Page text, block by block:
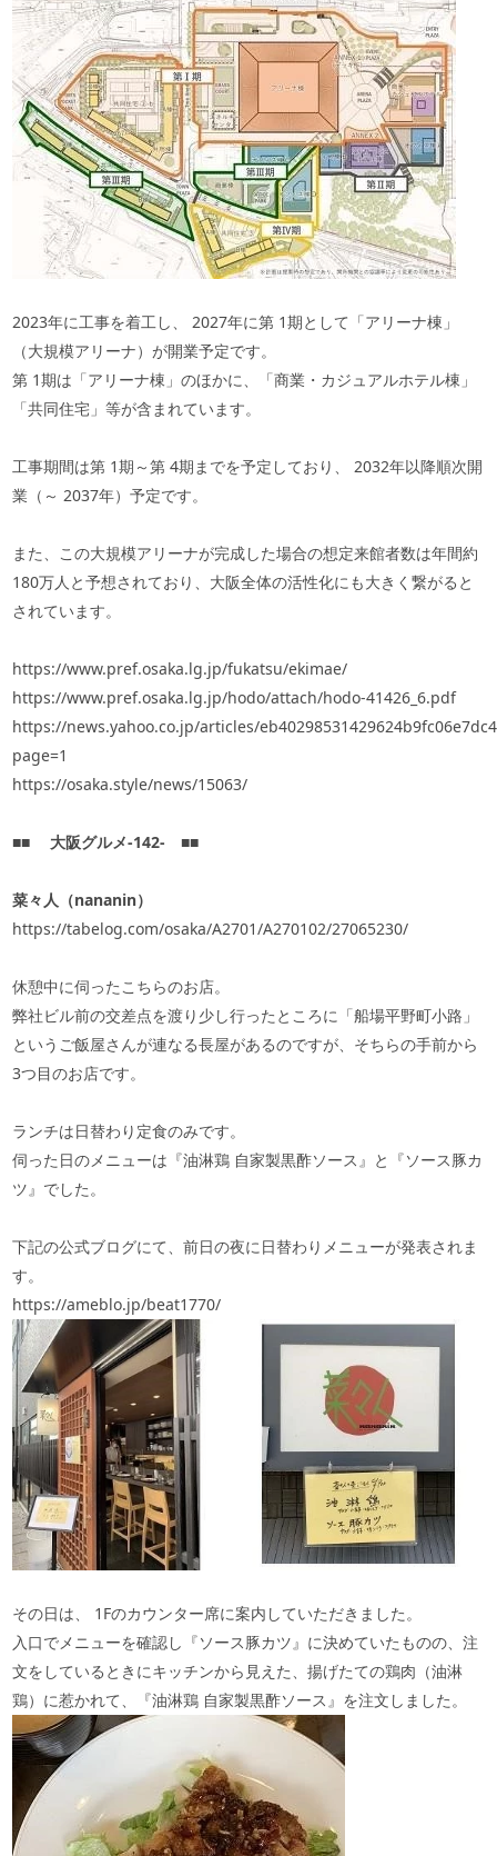
2023年に工事を着工し、 2027年に第 1期として「アリーナ棟」
（大規模アリーナ）が開業予定です。
第 1期は「アリーナ棟」のほかに、「商業・カジュアルホテル棟」
「共同住宅」等が含まれています。
工事期間は第 1期～第 4期までを予定しており、 2032年以降順次開
業（～ 2037年）予定です。
また、この大規模アリーナが完成した場合の想定来館者数は年間約
180万人と予想されており、大阪全体の活性化にも大きく繋がると
されています。
https://www.pref.osaka.lg.jp/fukatsu/ekimae/
https://www.pref.osaka.lg.jp/hodo/attach/hodo-41426_6.pdf
https://news.yahoo.co.jp/articles/
page=1
https://osaka.style/news/15063/
■■ 大阪グルメ‐142‐ ■■
菜々人（nananin）
https://tabelog.com/osaka/A2701/A270102/27065230/
休憩中に伺ったこちらのお店。
弊社ビル前の交差点を渡り少し行ったところに「船場平野町小路」
というご飯屋さんが連なる長屋があるのですが、そちらの手前から
3つ目のお店です。
ランチは日替わり定食のみです。
伺った日のメニューは『油淋鶏 自家製黒酢ソース』と『ソース豚カ
ツ』でした。
下記の公式ブログにて、前日の夜に日替わりメニューが発表されま
す。
https://ameblo.jp/beat1770/
その日は、 1Fのカウンター席に案内していただきました。
入口でメニューを確認し『ソース豚カツ』に決めていたものの、注
文をしているときにキッチンから見えた、揚げたての鶏肉（油淋
鶏）に惹かれて、『油淋鶏 自家製黒酢ソース』を注文しました。